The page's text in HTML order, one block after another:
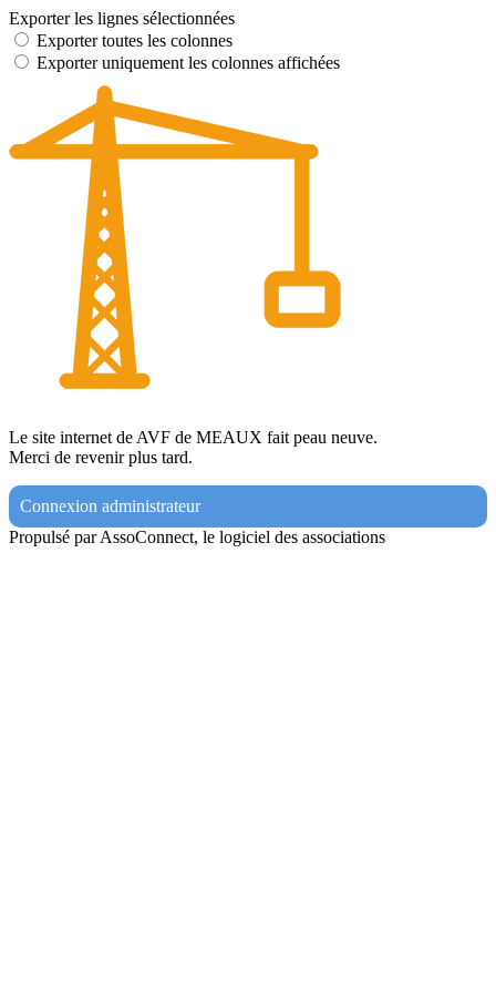
Exporter les lignes sélectionnées
Exporter toutes les colonnes
Exporter uniquement les colonnes affichées
Le site internet de AVF de MEAUX fait peau neuve.
Merci de revenir plus tard.
Connexion administrateur
Propulsé par AssoConnect, le logiciel des associations